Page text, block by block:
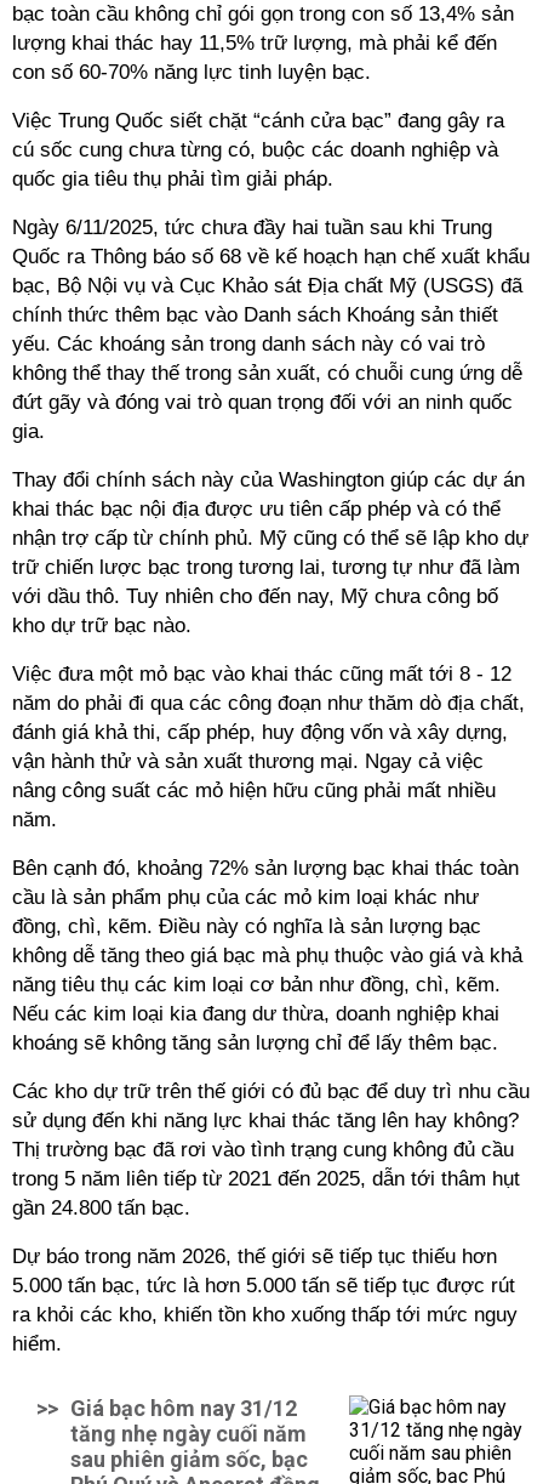
bạc toàn cầu không chỉ gói gọn trong con số 13,4% sản
lượng khai thác hay 11,5% trữ lượng, mà phải kể đến
con số 60-70% năng lực tinh luyện bạc.
Việc Trung Quốc siết chặt “cánh cửa bạc” đang gây ra
cú sốc cung chưa từng có, buộc các doanh nghiệp và
quốc gia tiêu thụ phải tìm giải pháp.
Ngày 6/11/2025, tức chưa đầy hai tuần sau khi Trung
Quốc ra Thông báo số 68 về kế hoạch hạn chế xuất khẩu
bạc, Bộ Nội vụ và Cục Khảo sát Địa chất Mỹ (USGS) đã
chính thức thêm bạc vào Danh sách Khoáng sản thiết
yếu. Các khoáng sản trong danh sách này có vai trò
không thể thay thế trong sản xuất, có chuỗi cung ứng dễ
đứt gãy và đóng vai trò quan trọng đối với an ninh quốc
gia.
Thay đổi chính sách này của Washington giúp các dự án
khai thác bạc nội địa được ưu tiên cấp phép và có thể
nhận trợ cấp từ chính phủ. Mỹ cũng có thể sẽ lập kho dự
trữ chiến lược bạc trong tương lai, tương tự như đã làm
với dầu thô. Tuy nhiên cho đến nay, Mỹ chưa công bố
kho dự trữ bạc nào.
Việc đưa một mỏ bạc vào khai thác cũng mất tới 8 - 12
năm do phải đi qua các công đoạn như thăm dò địa chất,
đánh giá khả thi, cấp phép, huy động vốn và xây dựng,
vận hành thử và sản xuất thương mại. Ngay cả việc
nâng công suất các mỏ hiện hữu cũng phải mất nhiều
năm.
Bên cạnh đó, khoảng 72% sản lượng bạc khai thác toàn
cầu là sản phẩm phụ của các mỏ kim loại khác như
đồng, chì, kẽm. Điều này có nghĩa là sản lượng bạc
không dễ tăng theo giá bạc mà phụ thuộc vào giá và khả
năng tiêu thụ các kim loại cơ bản như đồng, chì, kẽm.
Nếu các kim loại kia đang dư thừa, doanh nghiệp khai
khoáng sẽ không tăng sản lượng chỉ để lấy thêm bạc.
Các kho dự trữ trên thế giới có đủ bạc để duy trì nhu cầu
sử dụng đến khi năng lực khai thác tăng lên hay không?
Thị trường bạc đã rơi vào tình trạng cung không đủ cầu
trong 5 năm liên tiếp từ 2021 đến 2025, dẫn tới thâm hụt
gần 24.800 tấn bạc.
Dự báo trong năm 2026, thế giới sẽ tiếp tục thiếu hơn
5.000 tấn bạc, tức là hơn 5.000 tấn sẽ tiếp tục được rút
ra khỏi các kho, khiến tồn kho xuống thấp tới mức nguy
hiểm.
>> Giá bạc hôm nay 31/12
tăng nhẹ ngày cuối năm
sau phiên giảm sốc, bạc